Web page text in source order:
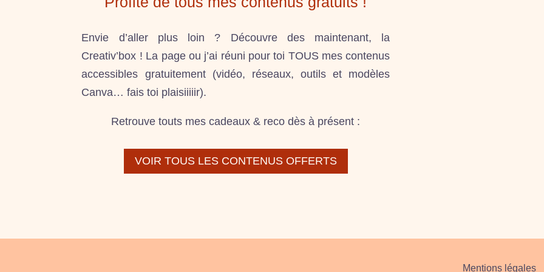
Envie d’aller plus loin ? Découvre des maintenant, la
Creativ’box ! La page ou j’ai réuni pour toi TOUS mes contenus
accessibles gratuitement (vidéo, réseaux, outils et modèles
Canva… fais toi plaisiiiiir).
Retrouve touts mes cadeaux & reco dès à présent :
VOIR TOUS LES CONTENUS OFFERTS
Mentions légales